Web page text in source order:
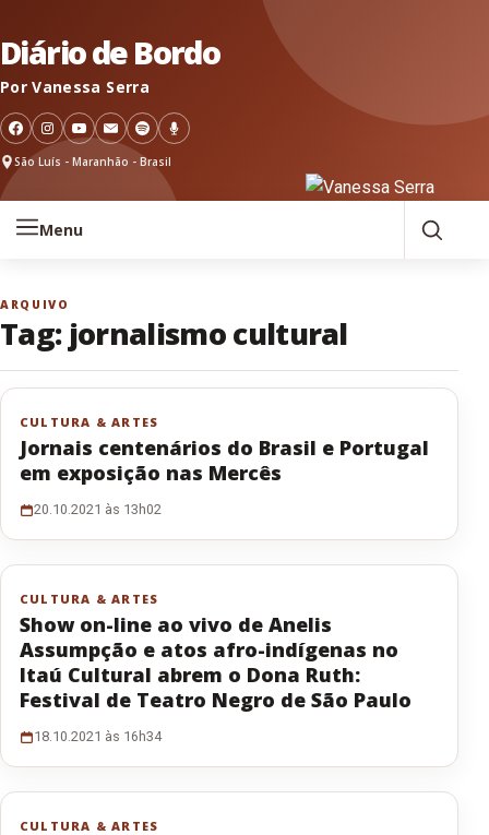
Diário de Bordo
Por Vanessa Serra
São Luís - Maranhão - Brasil
Menu
ARQUIVO
Tag: jornalismo cultural
CULTURA & ARTES
Jornais centenários do Brasil e Portugal
em exposição nas Mercês
20.10.2021 às 13h02
CULTURA & ARTES
Show on-line ao vivo de Anelis
Assumpção e atos afro-indígenas no
Itaú Cultural abrem o Dona Ruth:
Festival de Teatro Negro de São Paulo
18.10.2021 às 16h34
CULTURA & ARTES